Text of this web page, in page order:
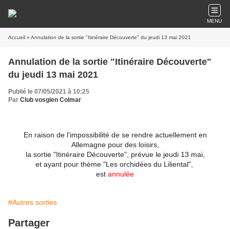
MENU
Accueil » Annulation de la sortie "Itinéraire Découverte" du jeudi 13 mai 2021
Annulation de la sortie "Itinéraire Découverte"
du jeudi 13 mai 2021
Publié le 07/05/2021 à 10:25
Par Club vosgien Colmar
En raison de l'impossibilité de se rendre actuellement en
Allemagne pour des loisirs,
la sortie "Itinéraire Découverte", prévue le jeudi 13 mai,
et ayant pour thème "Les orchidées du Liliental",
est annulée
#Autres sorties
Partager